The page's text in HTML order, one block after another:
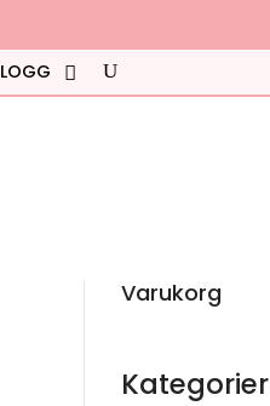
Varukorg
Kategorier